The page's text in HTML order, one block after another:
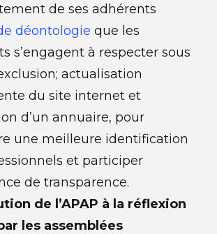
de ses adhérents
déontologie que les
s’engagent à respecter sous
actualisation
du site internet et
d’un annuaire, pour
une meilleure identification
et participer
de transparence.
de l’APAP à la réflexion
les assemblées